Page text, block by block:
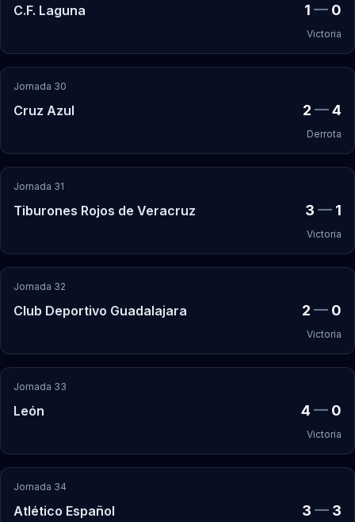
C.F. Laguna 1 — 0
Victoria
Jornada 30
Cruz Azul 2 —4
Derrota
Jornada 31
Tiburones Rojos de Veracruz 3 — 1
Victoria
Jornada 32
Club Deportivo Guadalajara 2 — 0
Victoria
Jornada 33
León 4 — 0
Victoria
Jornada 34
Atlético Español 3 — 3